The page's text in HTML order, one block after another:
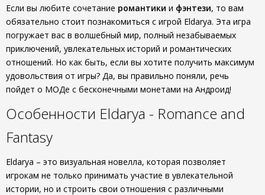
Если вы любите сочетание романтики и фэнтези, то вам
обязательно стоит познакомиться с игрой Eldarya. Эта игра
погружает вас в волшебный мир, полный незабываемых
приключений, увлекательных историй и романтических
отношений. Но как быть, если вы хотите получить максимум
удовольствия от игры? Да, вы правильно поняли, речь
пойдет о МОДе с бесконечными монетами на Андроид!
Особенности Eldarya - Romance and
Fantasy
Eldarya – это визуальная новелла, которая позволяет
игрокам не только принимать участие в увлекательной
истории, но и строить свои отношения с различными